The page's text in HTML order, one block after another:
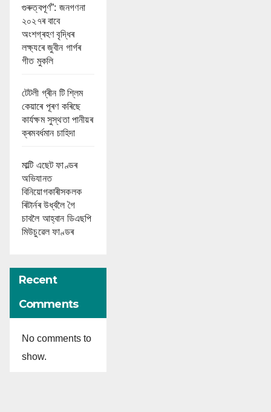
গুৰুত্বপূৰ্ণ”: জনগণনা
২০২৭ৰ বাবে
অংশগ্ৰহণ বৃদ্ধিৰ
লক্ষ্যৰে জুবীন গাৰ্গৰ
গীত মুকলি
টেটলী গ্ৰীন টি শ্লিম
কেয়াৰে পূৰণ কৰিছে
কাৰ্যক্ষম সুস্থতা পানীয়ৰ
ক্ৰমবৰ্ধমান চাহিদা
মাল্টি এছেট ফাণ্ডৰ
অভিযানত
বিনিয়োগকাৰীসকলক
ৰিটাৰ্নৰ উৰ্ধ্বলৈ গৈ
চাবলৈ আহ্বান ডিএছপি
মিউচুৱেল ফাণ্ডৰ
Recent
Comments
No comments to
show.